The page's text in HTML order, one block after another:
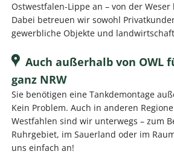
Ostwestfalen-Lippe an – von der
Dabei betreuen wir sowohl
gewerbliche Objekte und
Auch außerhalb von OWL
ganz NRW
Sie benötigen eine Tankdemontage
Kein Problem. Auch in anderen
Westfahlen sind wir unterwegs – zum
Ruhrgebiet, im Sauerland oder im
uns einfach an!